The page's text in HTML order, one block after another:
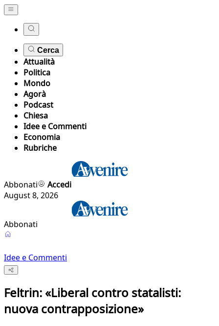
Cerca
Attualità
Politica
Mondo
Agorà
Podcast
Chiesa
Idee e Commenti
Economia
Rubriche
Abbonati
Accedi
August 8, 2026
Abbonati
Idee e Commenti
Feltrin: «Liberal contro statalisti:
nuova contrapposizione»